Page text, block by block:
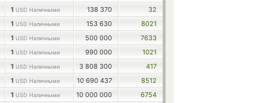
1 USD Наличными 138 370
32
1 USD Наличными 153 630
8021
1 USD Наличными 500 000
7633
1 USD Наличными 990 000
1021
1 USD Наличными 3 808 300
417
1 USD Наличными 10 690 437
8512
1 USD Наличными 10 000 000
6754